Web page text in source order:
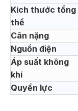
Kích thước tổng
thể
Cân nặng
Nguồn điện
Áp suất không
khí
Quyền lực